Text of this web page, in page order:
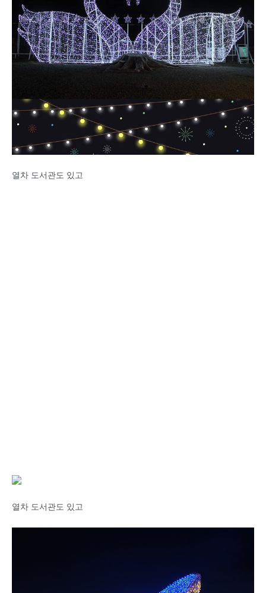
열차 도서관도 있고
열차 도서관도 있고